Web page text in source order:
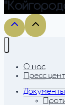
О нас
Пресс
Документы